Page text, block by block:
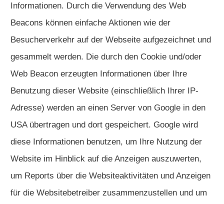
Informationen. Durch die Verwendung des Web
Beacons können einfache Aktionen wie der
Besucherverkehr auf der Webseite aufgezeichnet und
gesammelt werden. Die durch den Cookie und/oder
Web Beacon erzeugten Informationen über Ihre
Benutzung dieser Website (einschließlich Ihrer IP-
Adresse) werden an einen Server von Google in den
USA übertragen und dort gespeichert. Google wird
diese Informationen benutzen, um Ihre Nutzung der
Website im Hinblick auf die Anzeigen auszuwerten,
um Reports über die Websiteaktivitäten und Anzeigen
für die Websitebetreiber zusammenzustellen und um